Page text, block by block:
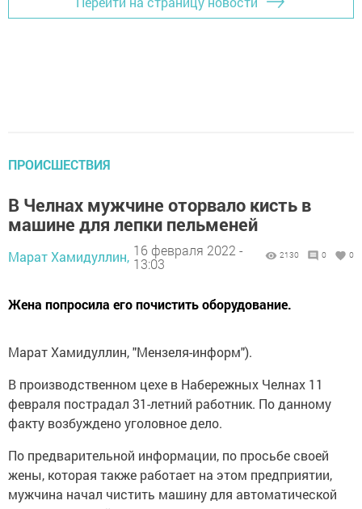
ПРОИСШЕСТВИЯ
В Челнах мужчине оторвало кисть в
машине для лепки пельменей
Марат Хамидуллин, 16 февраля 2022 -
13:03
2130 0 0
Жена попросила его почистить оборудование.
Марат Хамидуллин, "Мензеля-информ").
В производственном цехе в Набережных Челнах 11
февраля пострадал 31-летний работник. По данному
факту возбуждено уголовное дело.
По предварительной информации, по просьбе своей
жены, которая также работает на этом предприятии,
мужчина начал чистить машину для автоматической